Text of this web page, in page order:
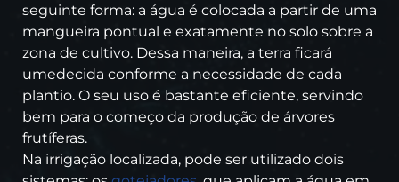
seguinte forma: a água é colocada a partir de uma
mangueira pontual e exatamente no solo sobre a
zona de cultivo. Dessa maneira, a terra ficará
umedecida conforme a necessidade de cada
plantio. O seu uso é bastante eficiente, servindo
bem para o começo da produção de árvores
frutíferas.
Na irrigação localizada, pode ser utilizado dois